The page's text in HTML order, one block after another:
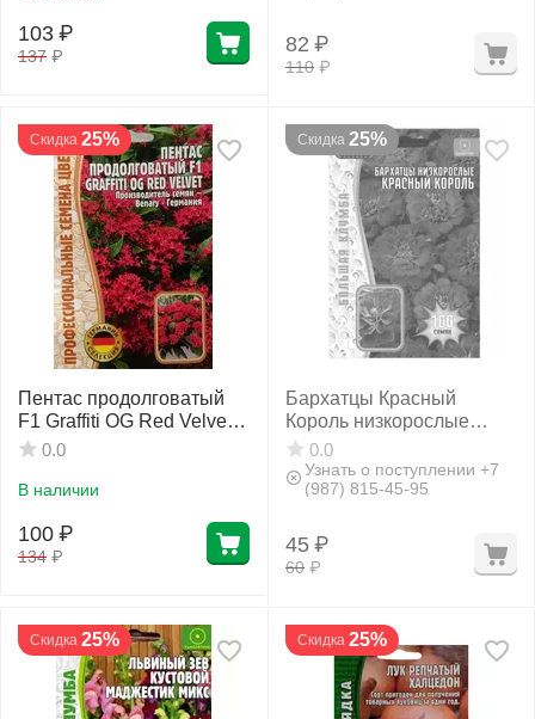
137 ₽
103 ₽
110 ₽
82 ₽
Скидка 25%
Пентас продолговатый
F1 Graffiti OG Red Velvet 3
шт РЕДКИЕ СЕМЕНА
0.0
В наличии
134 ₽
100 ₽
Скидка 25%
Бархатцы Красный
Король низкорослые
махровые 100 шт
РЕДКИЕ СЕМЕНА
0.0
Узнать о поступлении +7
(987) 815-45-95
60 ₽
45 ₽
Скидка 25% Скидка 25%